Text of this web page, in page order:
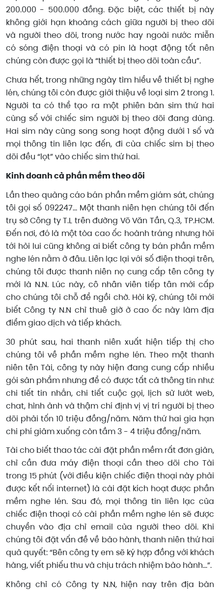
200.000 - 500.000 đồng. Đặc biệt, các thiết bị này
không giới hạn khoảng cách giữa người bị theo dõi
và người theo dõi, trong nước hay ngoài nước miễn
có sóng điện thoại và có pin là hoạt động tốt nên
chúng còn được gọi là “thiết bị theo dõi toàn cầu”.
Chưa hết, trong những ngày tìm hiểu về thiết bị nghe
lén, chúng tôi còn được giới thiệu về loại sim 2 trong 1.
Người ta có thể tạo ra một phiên bản sim thứ hai
cùng số với chiếc sim người bị theo dõi đang dùng.
Hai sim này cùng song song hoạt động dưới 1 số và
mọi thông tin liên lạc đến, đi của chiếc sim bị theo
dõi đều “lọt” vào chiếc sim thứ hai.
Kinh doanh cả phần mềm theo dõi
Lần theo quảng cáo bán phần mềm giám sát, chúng
tôi gọi số 092247… Một thanh niên hẹn chúng tôi đến
trụ sở Công ty T.L trên đường Võ Văn Tần, Q.3, TP.HCM.
Đến nơi, đó là một tòa cao ốc hoành tráng nhưng hỏi
tới hỏi lui cũng không ai biết công ty bán phần mềm
nghe lén nằm ở đâu. Liên lạc lại với số điện thoại trên,
chúng tôi được thanh niên nọ cung cấp tên công ty
mới là N.N. Lúc này, cô nhân viên tiếp tân mới cấp
cho chúng tôi chỗ để ngồi chờ. Hỏi kỹ, chúng tôi mới
biết Công ty N.N chỉ thuê giờ ở cao ốc này làm địa
điểm giao dịch và tiếp khách.
30 phút sau, hai thanh niên xuất hiện tiếp thị cho
chúng tôi về phần mềm nghe lén. Theo một thanh
niên tên Tài, công ty này hiện đang cung cấp nhiều
gói sản phẩm nhưng để có được tất cả thông tin như:
chi tiết tin nhắn, chi tiết cuộc gọi, lịch sử lướt web,
chat, hình ảnh và thậm chí định vị vị trí người bị theo
dõi phải tốn 10 triệu đồng/năm. Năm thứ hai gia hạn
chi phí giảm xuống còn tầm 3 - 4 triệu đồng/năm.
Tài cho biết thao tác cài đặt phần mềm rất đơn giản,
chỉ cần đưa máy điện thoại cần theo dõi cho Tài
trong 15 phút (với điều kiện chiếc điện thoại này phải
được kết nối internet) là cài đặt kích hoạt được phần
mềm nghe lén. Sau đó, mọi thông tin liên lạc của
chiếc điện thoại có cài phần mềm nghe lén sẽ được
chuyển vào địa chỉ email của người theo dõi. Khi
chúng tôi đặt vấn đề về bảo hành, thanh niên thứ hai
quả quyết: “Bên công ty em sẽ ký hợp đồng với khách
hàng, viết phiếu thu và chịu trách nhiệm bảo hành...”.
Không chỉ có Công ty N.N, hiện nay trên địa bàn